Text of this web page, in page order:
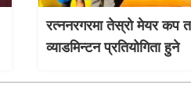
रत्ननरगरमा तेस्राे मेयर कप
व्याडमिन्टन प्रतियोगिता हुने